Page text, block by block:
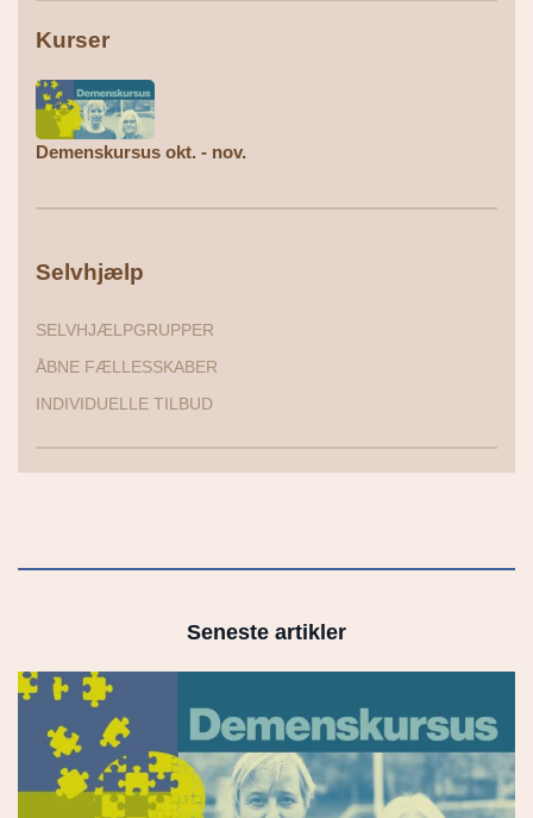
Kurser
Demenskursus okt. - nov.
Selvhjælp
SELVHJÆLPGRUPPER
ÅBNE FÆLLESSKABER
INDIVIDUELLE TILBUD
Seneste artikler